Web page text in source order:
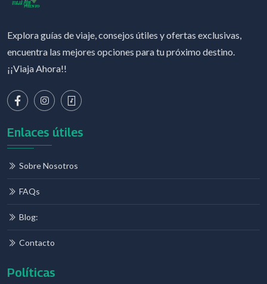
Explora guías de viaje, consejos útiles y ofertas exclusivas,
encuentra las mejores opciones para tu próximo destino.
¡¡Viaja Ahora!!
Enlaces útiles
Sobre Nosotros
FAQs
Blog:
Contacto
Políticas